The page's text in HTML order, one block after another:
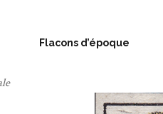
Flacons d’époque